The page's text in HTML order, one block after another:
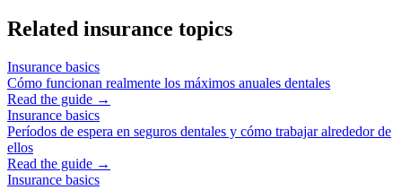
Related insurance topics
Insurance basics
Cómo funcionan realmente los máximos anuales dentales
Read the guide →
Insurance basics
Períodos de espera en seguros dentales y cómo trabajar alrededor de
ellos
Read the guide →
Insurance basics